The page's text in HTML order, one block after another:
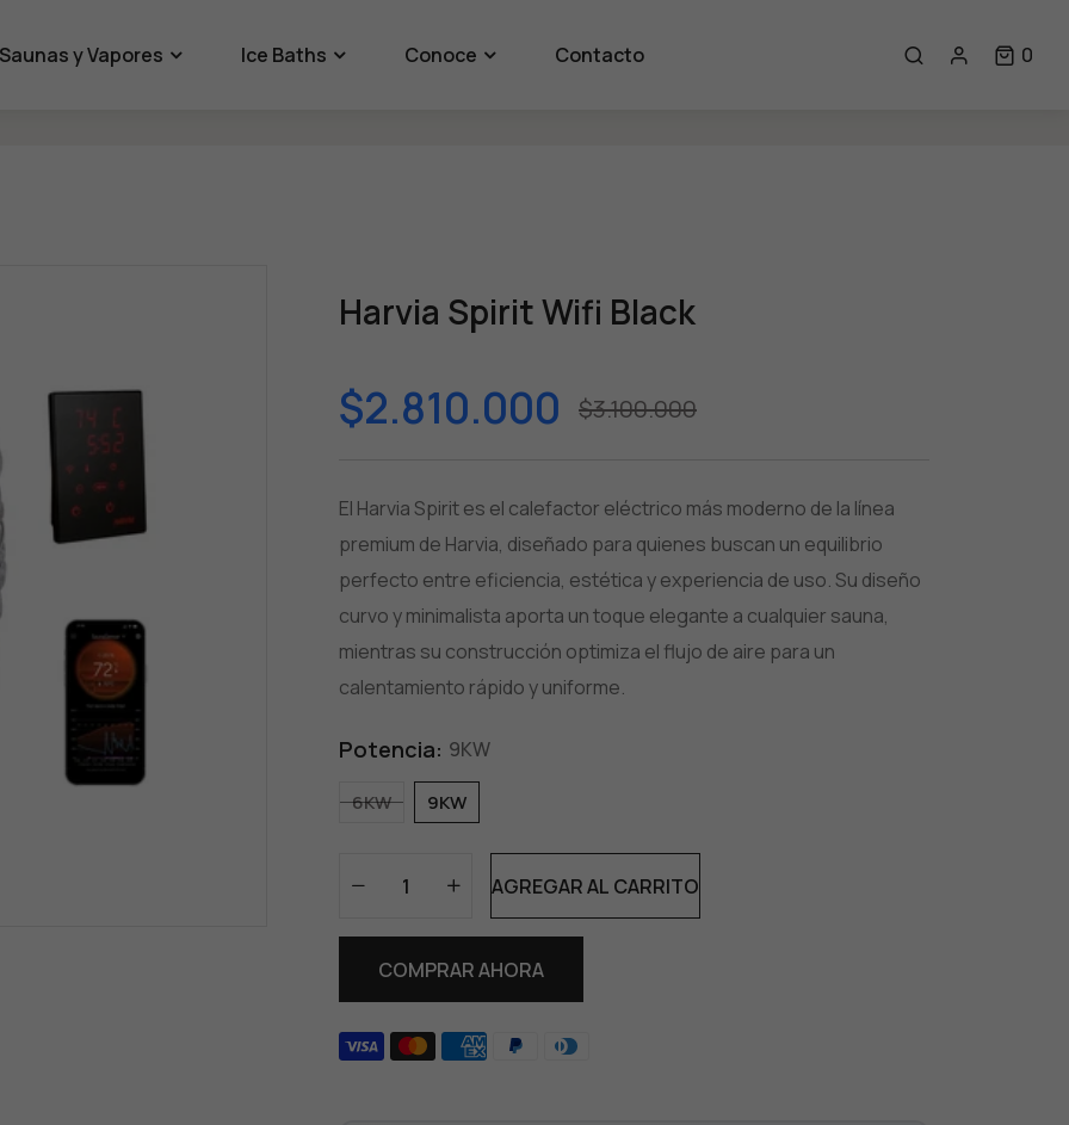
Saunas y Vapores Ice Baths Conoce Contacto 0
HOME
Harvia Spirit Wifi Black
$2.810.000 $3.100.000
El Harvia Spirit es el calefactor eléctrico más moderno de la línea
premium de Harvia, diseñado para quienes buscan un equilibrio
perfecto entre eficiencia, estética y experiencia de uso. Su diseño
curvo y minimalista aporta un toque elegante a cualquier sauna,
mientras su construcción optimiza el flujo de aire para un
calentamiento rápido y uniforme.
Potencia: 9KW
6KW 9KW
AGREGAR AL CARRITO
COMPRAR AHORA